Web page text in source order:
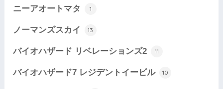
ニーアオートマタ 1
ノーマンズスカイ 13
バイオハザード リベレーションズ2 11
バイオハザード7 レジデントイービル 10